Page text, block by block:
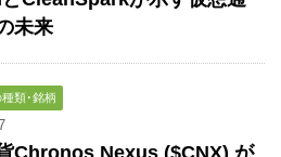
未来
類･銘柄